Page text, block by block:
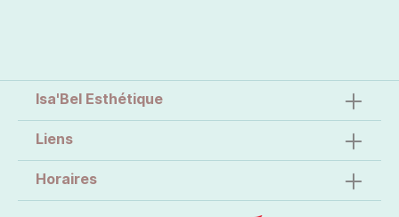
Isa'Bel Esthétique
Liens
Horaires